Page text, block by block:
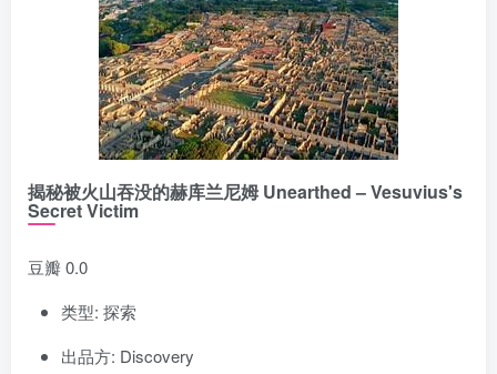
揭秘被火山吞没的赫库兰尼姆 Unearthed – Vesuvius's
Secret Victim
豆瓣 0.0
类型: 探索
出品方: Discovery